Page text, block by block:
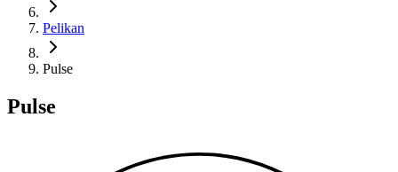
Pelikan
Pulse
Pulse